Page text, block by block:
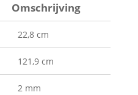
Omschrijving
22,8 cm
121,9 cm
2 mm